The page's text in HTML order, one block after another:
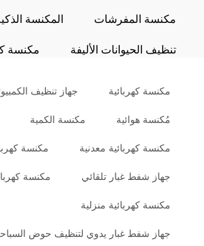
مكنسة المفرشات
المكنسة
تنظيف الحيوانات الأليفة
مكنسة
مكنسة كهربائية جهاز تنظيف
مُكنسة هوائية مكنسة الكمية
مكنسة كهربائية معدنية مكنسة
جهاز شفط غبار تلقائي مكنسة
مكنسة كهربائية منزلية
جهاز شفط غبار يدوي لتنظيف حوض